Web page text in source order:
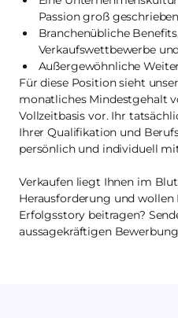
Passion groß
Branchenübliche
Verkaufswettbewerbe
Außergewöhnliche
Für diese Position sieht
monatliches Mindestgehalt
Vollzeitbasis vor. Ihr
Ihrer Qualifikation und
persönlich und individuell
Verkaufen liegt Ihnen im
Herausforderung und wollen
Erfolgsstory beitragen?
aussagekräftigen